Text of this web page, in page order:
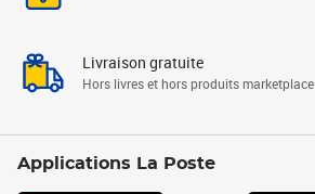
Livraison gratuite
Hors livres et hors produits marketplace
Applications La Poste